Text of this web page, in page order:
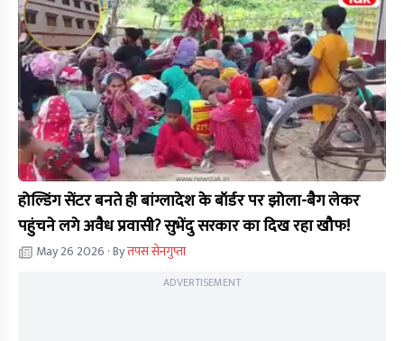
होल्डिंग सेंटर बनते ही बांग्लादेश के बॉर्डर पर झोला-बैग लेकर
पहुंचने लगे अवैध प्रवासी? सुभेंदु सरकार का दिख रहा खौफ!
May 26 2026 · Byतपस सेनगुप्ता
ADVERTISEMENT